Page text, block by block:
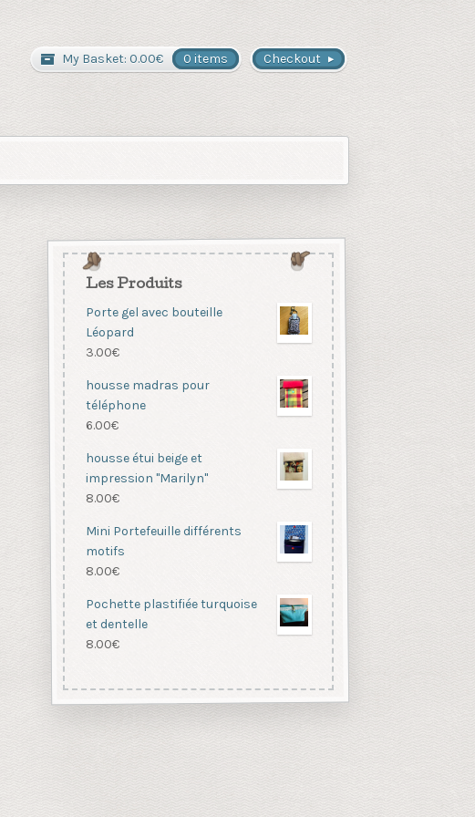
Checkout
My Basket: 0.00€ 0 items
Les Produits
Porte gel avec bouteille
Léopard
3.00€
housse madras pour
téléphone
6.00€
housse étui beige et
impression "Marilyn"
8.00€
Mini Portefeuille différents
motifs
8.00€
Pochette plastifiée turquoise
et dentelle
8.00€